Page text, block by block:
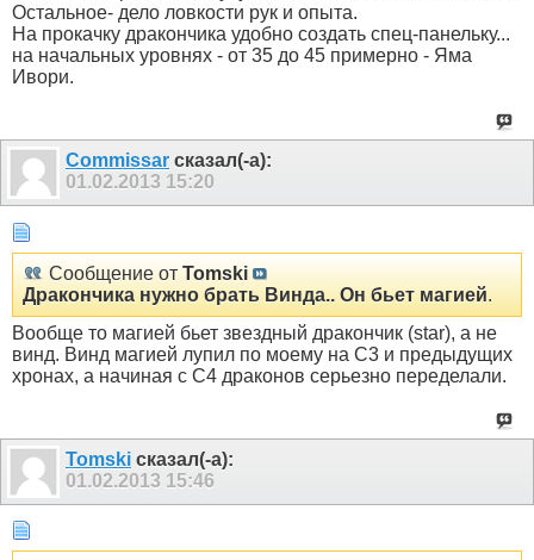
Остальное- дело ловкости рук и опыта.
На прокачку дракончика удобно создать спец-панельку...
на начальных уровнях - от 35 до 45 примерно - Яма
Ивори.
Commissar сказал(-а):
01.02.2013 15:20
Сообщение от Tomski
Дракончика нужно брать Винда.. Он бьет магией.
Вообще то магией бьет звездный дракончик (star), а не
винд. Винд магией лупил по моему на С3 и предыдущих
хронах, а начиная с С4 драконов серьезно переделали.
Tomski сказал(-а):
01.02.2013 15:46